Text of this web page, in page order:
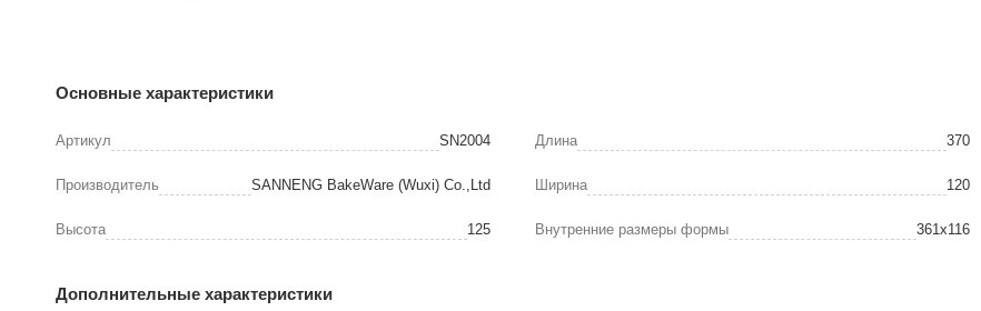
Основные характеристики
Артикул SN2004 Длина 370
Производитель SANNENG BakeWare (Wuxi) Co.,Ltd Ширина 120
Высота 125 Внутренние размеры формы 361х116
Дополнительные характеристики